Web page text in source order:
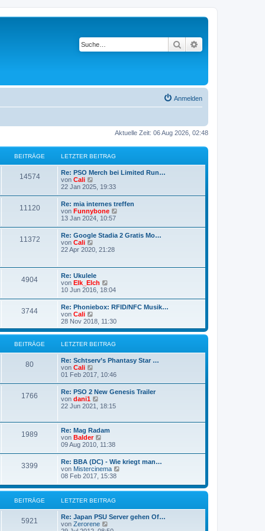
Suche
Anmelden
Aktuelle Zeit: 06 Aug 2026, 02:48
BEITRÄGE LETZTER BEITRAG
14574
Re: PSO Merch bei Limited Run…
von Cali
e
s
t
e
r
B
i
g
22 Jan 2025, 19:33
11120
Re: mia internes treffen
von Funnybone
e
s
B
g
13 Jan 2024, 10:57
11372
Re: Google Stadia 2 Gratis Mo…
von Cali
e
s
t
e
r
B
e
t
r
a
g
22 Apr 2020, 21:28
4904
Re: Ukulele
von Elk_Elch
e
e
s
t
e
r
e
i
t
a
10 Jun 2016, 18:04
3744
Re: Phoniebox: RFID/NFC Musik…
von Cali
e
u
e
s
r
e
i
t
r
a
28 Nov 2018, 11:30
BEITRÄGE LETZTER BEITRAG
80
Re: Schtserv’s Phantasy Star …
von Cali
e
e
s
t
e
B
e
i
t
r
a
g
01 Feb 2017, 10:46
1766
Re: PSO 2 New Genesis Trailer
von dani1
e
s
t
e
r
B
e
i
r
a
g
22 Jun 2021, 18:15
1989
Re: Mag Radam
von Balder
e
e
s
t
e
r
B
e
i
t
r
a
09 Aug 2010, 11:38
3399
Re: BBA (DC) - Wie kriegt man…
von Mistercinema
e
e
r
08 Feb 2017, 15:38
BEITRÄGE LETZTER BEITRAG
5921
Re: Japan PSU Server gehen Of…
von Zerorene